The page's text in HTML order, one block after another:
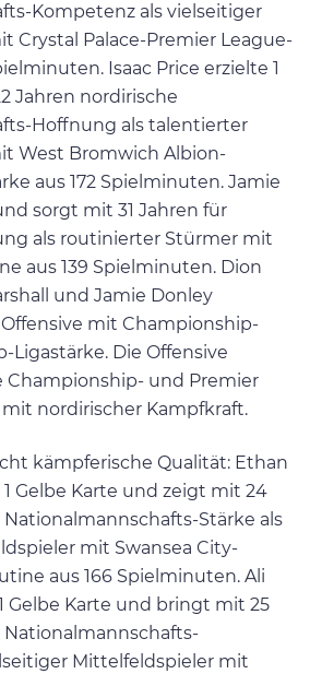
Kompetenz als vielseitiger
Crystal Palace-Premier League-
Isaac Price erzielte 1
Jahren nordirische
Hoffnung als talentierter
West Bromwich Albion-
aus 172 Spielminuten. Jamie
sorgt mit 31 Jahren für
als routinierter Stürmer mit
aus 139 Spielminuten. Dion
und Jamie Donley
mit Championship-
Ligastärke. Die Offensive
Championship- und Premier
nordirischer Kampfkraft.
kämpferische Qualität: Ethan
Gelbe Karte und zeigt mit 24
Stärke als
mit Swansea City-
aus 166 Spielminuten. Ali
Gelbe Karte und bringt mit 25
Mittelfeldspieler mit